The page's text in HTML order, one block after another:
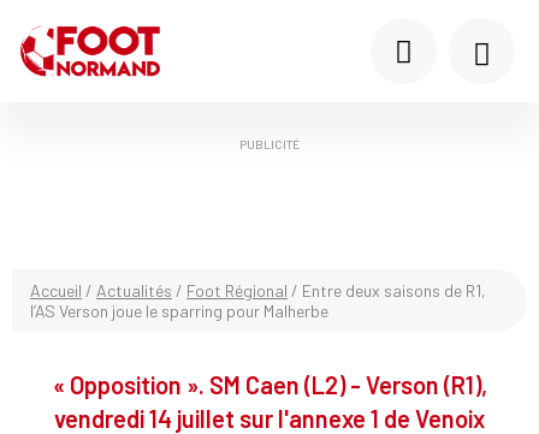
PUBLICITÉ
Accueil / Actualités / Foot Régional / Entre deux saisons de R1,
l’AS Verson joue le sparring pour Malherbe
« Opposition ». SM Caen (L2) - Verson (R1),
vendredi 14 juillet sur l'annexe 1 de Venoix